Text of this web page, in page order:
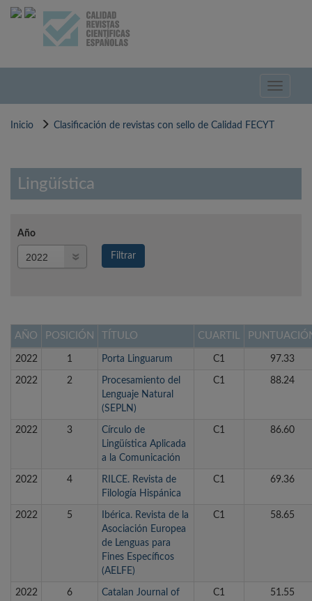
Pasar
Toggle
Inicio Clasificación de revistas con sello de Calidad FECYT
Lingüística
Año
Filtrar
AÑO POSICIÓN TÍTULO CUARTIL
2022 1 Porta Linguarum C1 97.33
2022 2
Procesamiento del
Lenguaje Natural
(SEPLN)
C1 88.24
2022 3
Círculo de
Lingüística Aplicada
a la Comunicación
C1 86.60
2022 4
RILCE. Revista de
Filología Hispánica
C1 69.36
2022 5
Ibérica. Revista de la
Asociación Europea
de Lenguas para
Fines Específicos
(AELFE)
C1 58.65
2022 6
Catalan Journal of
C1 51.55